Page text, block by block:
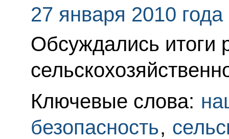
27 января 2010 года
Обсуждались итоги
Ключевые слова:
безопасность,